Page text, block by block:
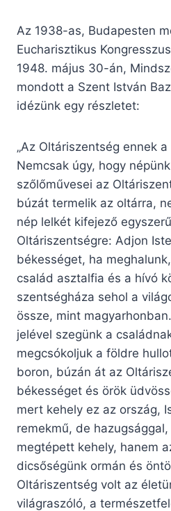
Az 1938-as, Budapesten
Eucharisztikus
1948. május 30-án,
mondott a Szent István
idézünk egy részletet:
„Az Oltáriszentség ennek
Nemcsak úgy, hogy
szőlőművesei az
búzát termelik az oltárra,
nép lelkét kifejező
Oltáriszentségre: Adjon
békességet, ha
család asztalfia és a hívó
szentségháza sehol a
össze, mint
jelével szegünk a
megcsókoljuk a földre
boron, búzán át az
békességet és örök
mert kehely ez az ország,
remekmű, de
megtépett kehely, hanem
dicsőségünk ormán és
Oltáriszentség volt az
világraszóló, a